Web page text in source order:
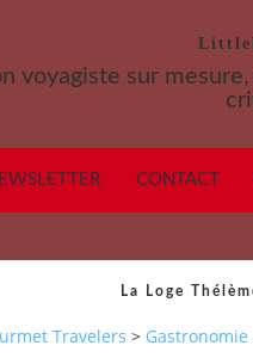
voyagiste sur
CONTACT
La Loge
Travelers > Gastronomie